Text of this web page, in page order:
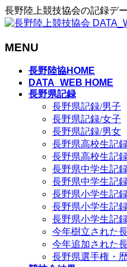
長野陸上競技協会の記録デ
MENU
長野陸協HOME
DATA_WEB HOME
長野県記録
長野県記録/男子
長野県記録/女子
長野県記録/男女
長野県高校生記
長野県高校生記
長野県中学生記
長野県中学生記
長野県小学生記
長野県小学生記
長野県小学生記
今年樹立された
今年追加された
長野県選手権・